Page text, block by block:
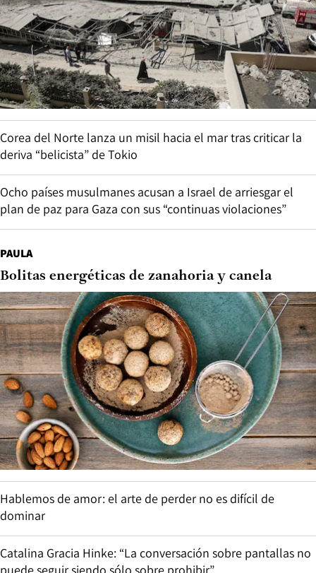
Corea del Norte lanza un misil hacia el mar tras criticar la
deriva “belicista” de Tokio
Ocho países musulmanes acusan a Israel de arriesgar el
plan de paz para Gaza con sus “continuas violaciones”
PAULA
Bolitas energéticas de zanahoria y canela
Hablemos de amor: el arte de perder no es difícil de
dominar
Catalina Gracia Hinke: “La conversación sobre pantallas no
puede seguir siendo sólo sobre prohibir”